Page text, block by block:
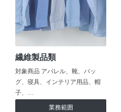
繊維製品類
対象商品 アパレル、靴、バッ
グ、寝具、インテリア用品、帽
子、…
業務範囲